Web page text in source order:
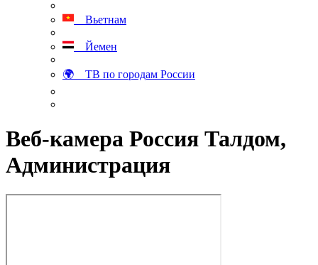
Вьетнам
Йемен
🌍 ТВ по городам России
Веб-камера Россия Талдом,
Администрация